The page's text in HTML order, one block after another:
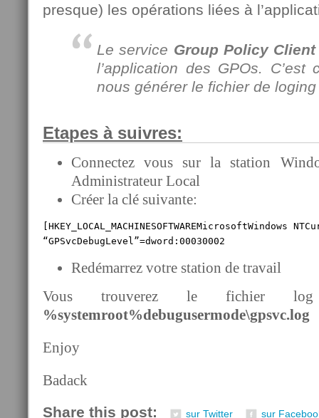
presque) les opérations liées à
Le service Group Policy Client
l’application des GPOs.
nous générer le fichier de
Etapes à suivres:
Connectez vous sur la station
Administrateur Local
Créer la clé suivante:
[HKEY_LOCAL_MACHINESOFTWAREMicrosoftWindows
“GPSvcDebugLevel”=dword:00030002
Redémarrez votre station de travail
Vous trouverez le fichier
%systemroot%debugusermode\gpsvc.log
Enjoy
Badack
Share this post: sur Twitter sur